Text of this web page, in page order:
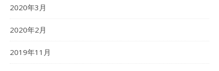
2020年3月
2020年2月
2019年11月